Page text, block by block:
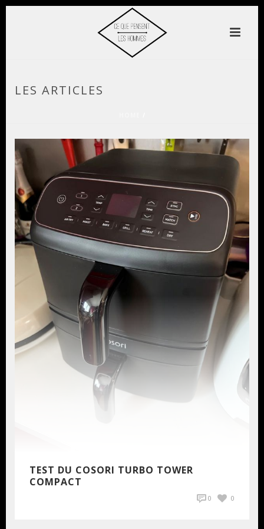
LES ARTICLES
TEST DU COSORI TURBO TOWER
COMPACT
0 0